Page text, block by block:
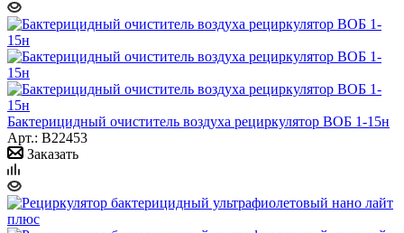
Бактерицидный очиститель воздуха рециркулятор ВОБ 1-15н
Арт.: B22453
Заказать